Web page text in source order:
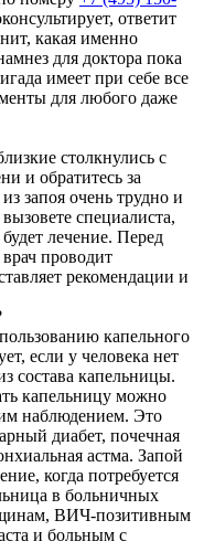
ответит
какая именно
для доктора пока
имеет при себе все
для любого даже
столкнулись с
и обратитесь за
запоя очень трудно и
специалиста,
лечение. Перед
проводит
рекомендации и
капельного
если у человека нет
состава капельницы.
капельницу можно
наблюдением. Это
диабет, почечная
астма. Запой
когда потребуется
в больничных
ВИЧ-позитивным
и больным с